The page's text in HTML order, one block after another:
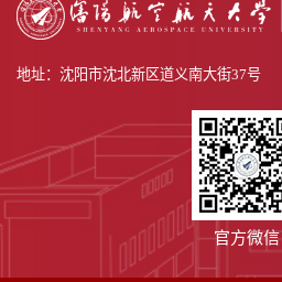
地址：沈阳市沈北新区道义南大街37号
官方微信